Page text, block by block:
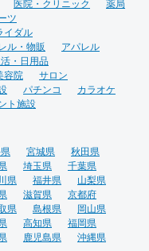
医院・クリニック
薬局
ツ
イダル
ル・物販
アパレル
・日用品
容院
サロン
パチンコ
カラオケ
ト施設
宮城県
秋田県
埼玉県
千葉県
県 福井県
山梨県
滋賀県
京都府
県 島根県
岡山県
高知県
福岡県
鹿児島県 沖縄県